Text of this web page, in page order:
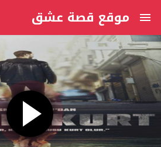
موقع قصة عشق